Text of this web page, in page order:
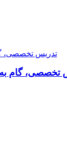
تخصصی، گام